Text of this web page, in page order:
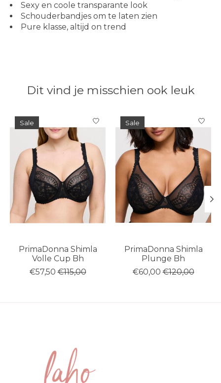
Sexy en coole transparante look
Schouderbandjes om te laten zien
Pure klasse, altijd on trend
Dit vind je misschien ook leuk
Items van productcarrousel
Sale
PrimaDonna Shimla
Volle Cup Bh
€57,50 €115,00
Sale
PrimaDonna Shimla
Plunge Bh
€60,00 €120,00